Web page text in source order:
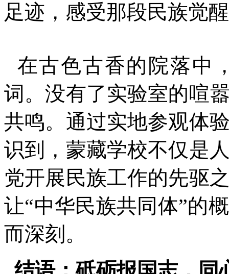
足迹，感受那段民族觉
在古色古香的院落中
词。没有了实验室的喧
共鸣。通过实地参观体
识到，蒙藏学校不仅是
党开展民族工作的先驱
让“中华民族共同体”的
而深刻。